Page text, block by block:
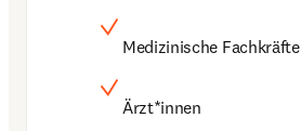
Medizinische Fachkräfte
Ärzt*innen